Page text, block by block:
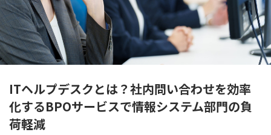
ITヘルプデスクとは？社内問い合わせを効率
化するBPOサービスで情報システム部門の負
荷軽減